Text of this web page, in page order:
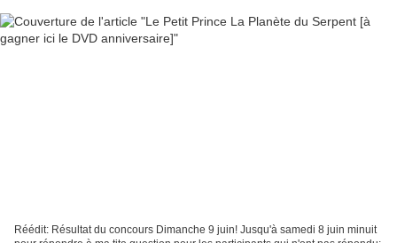
Réédit: Résultat du concours Dimanche 9 juin! Jusqu'à samedi 8 juin minuit